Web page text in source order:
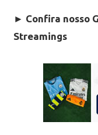
► Confira nosso
Streamings